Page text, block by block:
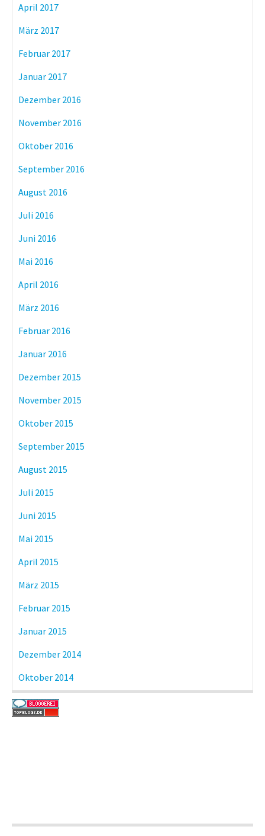
April 2017
März 2017
Februar 2017
Januar 2017
Dezember 2016
November 2016
Oktober 2016
September 2016
August 2016
Juli 2016
Juni 2016
Mai 2016
April 2016
März 2016
Februar 2016
Januar 2016
Dezember 2015
November 2015
Oktober 2015
September 2015
August 2015
Juli 2015
Juni 2015
Mai 2015
April 2015
März 2015
Februar 2015
Januar 2015
Dezember 2014
Oktober 2014